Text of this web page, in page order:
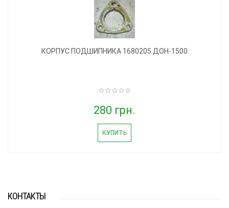
КОРПУС ПОДШИПНИКА 1680205 ДОН-1500
280 грн.
КУПИТЬ
КОНТАКТЫ